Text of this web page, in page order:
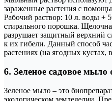
зараженные растения с
Рабочий раствор: 10 л. воды +
стирального порошка.
разрушает защитный верхний
к их гибели. Данный способ
растениях (на ягодных кустах,
6. Зеленое садовое мыло
Зеленое мыло – это
экологическом земледелии.